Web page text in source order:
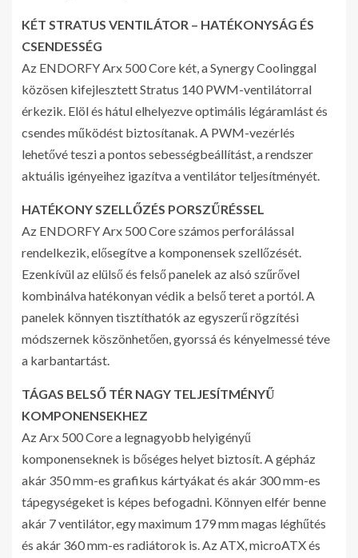
KÉT STRATUS VENTILÁTOR – HATÉKONYSÁG ÉS
CSENDESSÉG
Az ENDORFY Arx 500 Core két, a Synergy Coolinggal
közösen kifejlesztett Stratus 140 PWM-ventilátorral
érkezik. Elöl és hátul elhelyezve optimális légáramlást és
csendes működést biztosítanak. A PWM-vezérlés
lehetővé teszi a pontos sebességbeállítást, a rendszer
aktuális igényeihez igazítva a ventilátor teljesítményét.
HATÉKONY SZELLŐZÉS PORSZŰRÉSSEL
Az ENDORFY Arx 500 Core számos perforálással
rendelkezik, elősegítve a komponensek szellőzését.
Ezenkívül az elülső és felső panelek az alsó szűrővel
kombinálva hatékonyan védik a belső teret a portól. A
panelek könnyen tisztíthatók az egyszerű rögzítési
módszernek köszönhetően, gyorssá és kényelmessé téve
a karbantartást.
TÁGAS BELSŐ TÉR NAGY TELJESÍTMÉNYŰ
KOMPONENSEKHEZ
Az Arx 500 Core a legnagyobb helyigényű
komponenseknek is bőséges helyet biztosít. A gépház
akár 350 mm-es grafikus kártyákat és akár 300 mm-es
tápegységeket is képes befogadni. Könnyen elfér benne
akár 7 ventilátor, egy maximum 179 mm magas léghűtés
és akár 360 mm-es radiátorok is. Az ATX, microATX és